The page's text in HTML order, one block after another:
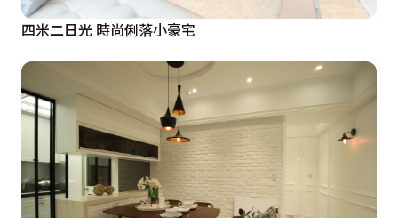
四米二日光 時尚俐落小豪宅